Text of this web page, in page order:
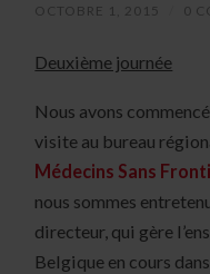
OCTOBRE 1, 2015 0
Deuxième journée
Nous avons
visite au bureau
Médecins Sans
nous sommes
directeur, qui gère
Belgique en cours